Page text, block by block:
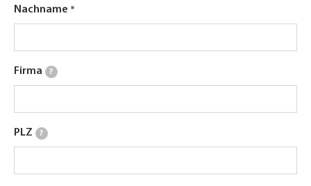
Nachname
Firma ?
PLZ ?